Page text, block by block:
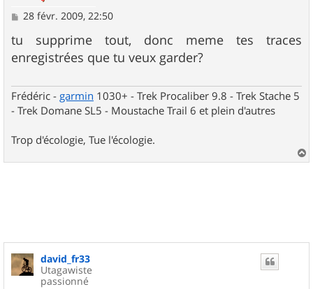
M
s
s
a
28 févr. 2009, 22:50
tu supprime tout, donc meme tes traces
enregistrées que tu veux garder?
Frédéric - garmin 1030+ - Trek Procaliber 9.8 - Trek Stache 5
- Trek Domane SL5 - Moustache Trail 6 et plein d'autres
Trop d'écologie, Tue l'écologie.
a
david_fr33
Utagawiste
passionné